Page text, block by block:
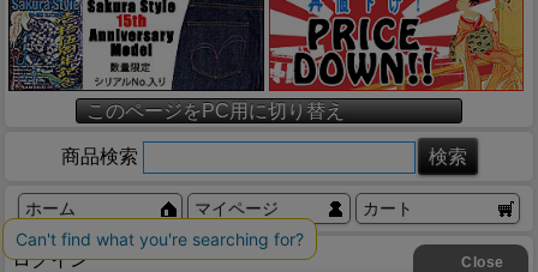
このページをPC用に切り替え
商品検索
ホーム マイページ カート
ログイン